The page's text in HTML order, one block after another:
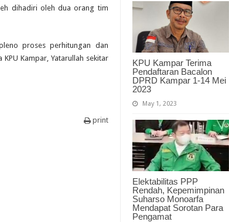
KPU Kampar Terima
Pendaftaran Bacalon
DPRD Kampar 1-14 Mei
2023
May 1, 2023
Elektabilitas PPP
Rendah, Kepemimpinan
Suharso Monoarfa
Mendapat Sorotan Para
Pengamat
dihadiri oleh dua orang tim
proses perhitungan dan
Kampar, Yatarullah sekitar
print